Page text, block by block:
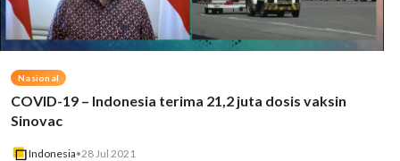
Nasional
COVID-19 – Indonesia terima 21,2 juta dosis vaksin
Sinovac
Indonesia•28 Jul 2021